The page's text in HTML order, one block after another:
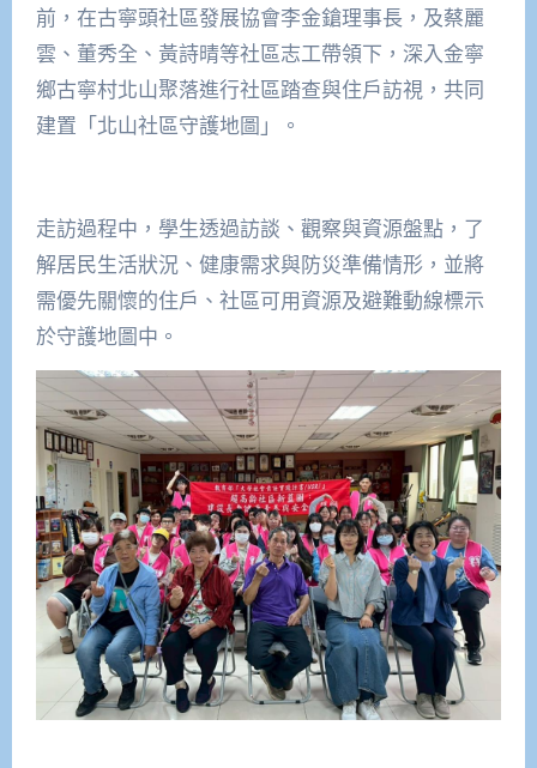
前，在古寧頭社區發展協會李金鎗理事長，及蔡麗
雲、董秀全、黃詩晴等社區志工帶領下，深入金寧
鄉古寧村北山聚落進行社區踏查與住戶訪視，共同
建置「北山社區守護地圖」。
走訪過程中，學生透過訪談、觀察與資源盤點，了
解居民生活狀況、健康需求與防災準備情形，並將
需優先關懷的住戶、社區可用資源及避難動線標示
於守護地圖中。